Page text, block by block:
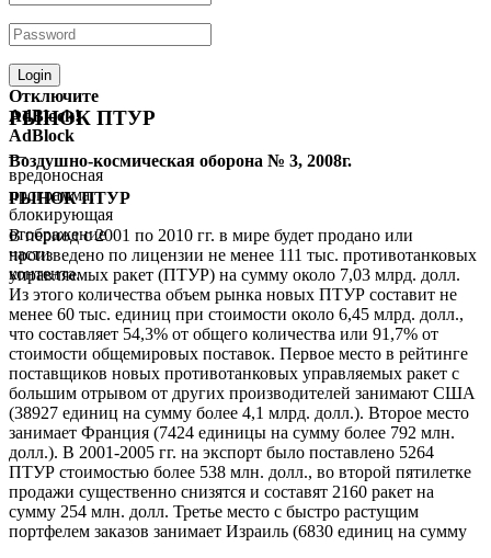
Отключите
AdBlock!
AdBlock
—
вредоносная
программа,
блокирующая
отображение
части
контента.
РЫНОК ПТУР
Воздушно-космическая оборона № 3, 2008г.
РЫНОК ПТУР
В период с 2001 по 2010 гг. в мире будет продано или
произведено по лицензии не менее 111 тыс. противотанковых
управляемых ракет (ПТУР) на сумму около 7,03 млрд. долл.
Из этого количества объем рынка новых ПТУР составит не
менее 60 тыс. единиц при стоимости около 6,45 млрд. долл.,
что составляет 54,3% от общего количества или 91,7% от
стоимости общемировых поставок. Первое место в рейтинге
поставщиков новых противотанковых управляемых ракет с
большим отрывом от других производителей занимают США
(38927 единиц на сумму более 4,1 млрд. долл.). Второе место
занимает Франция (7424 единицы на сумму более 792 млн.
долл.). В 2001-2005 гг. на экспорт было поставлено 5264
ПТУР стоимостью более 538 млн. долл., во второй пятилетке
продажи существенно снизятся и составят 2160 ракет на
сумму 254 млн. долл. Третье место с быстро растущим
портфелем заказов занимает Израиль (6830 единиц на сумму